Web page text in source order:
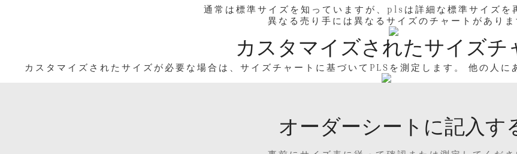
通常は標準サイズを知っていますが、plsは詳細な標準サイズを再
異なる売り手には異なるサイズのチャートがありま
カスタマイズされたサイズチ
カスタマイズされたサイズが必要な場合は、サイズチャートに基づいてPLSを測定します。 他の人に
オーダーシートに記入す